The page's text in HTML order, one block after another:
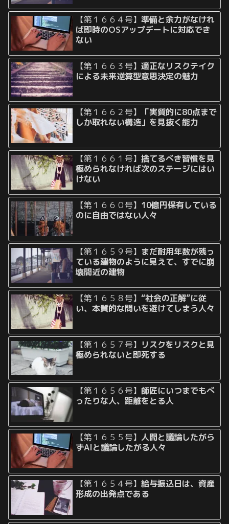
【第１６６４号】準備と余力がなけれ
ば即時のOSアップデートに対応でき
ない
【第１６６３号】適正なリスクテイク
による未来逆算型意思決定の魅力
【第１６６２号】
「実質的に80点まで
しか取れない構造」を見抜く能力
【第１６６１号】捨てるべき習慣を見
極められなければ次のステージにはい
けない
【第１６６０号】 10億円保有している
のに自由ではない人々
【第１６５９号】 まだ耐用年数が残っ
ている建物のように見えて、すでに崩
壊間近の建物
【第１６５８号】“社会の正解”に従
い、本質的な問いを避けてしまう人々
【第１６５７号】 リスクをリスクと見
極められないと即死する
【第１６５６号】 師匠にいつまでもべ
ったりな人、距離をとる人
【第１６５５号】人間と議論したがら
ずAIと議論したがる人々
【第１６５４号】給与振込日は、資産
形成の出発点である